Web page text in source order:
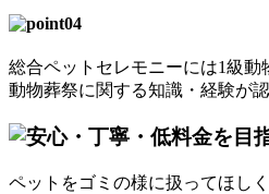
総合ペットセレモニーには1級動
動物葬祭に関する知識・経験が
ペットをゴミの様に扱ってほしく